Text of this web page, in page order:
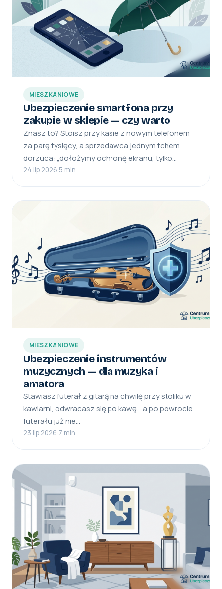
MIESZKANIOWE
Ubezpieczenie smartfona przy
zakupie w sklepie — czy warto
Znasz to? Stoisz przy kasie z nowym telefonem
za parę tysięcy, a sprzedawca jednym tchem
dorzuca: „dołożymy ochronę ekranu, tylko…
24 lip 2026·5 min
MIESZKANIOWE
Ubezpieczenie instrumentów
muzycznych — dla muzyka i
amatora
Stawiasz futerał z gitarą na chwilę przy stoliku w
kawiarni, odwracasz się po kawę… a po powrocie
futerału już nie…
23 lip 2026·7 min